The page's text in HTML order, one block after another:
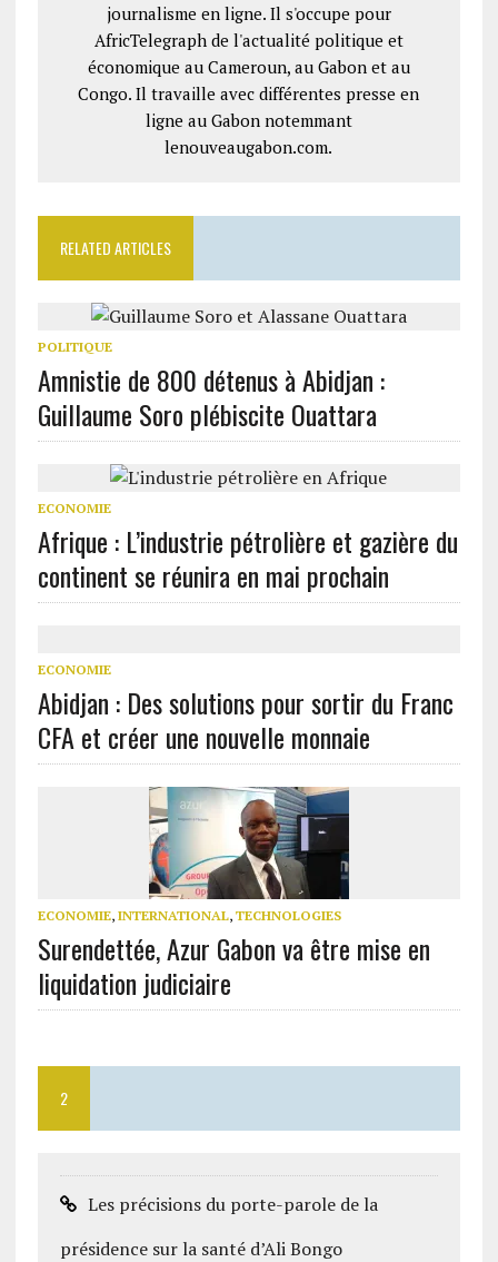
journalisme en ligne. Il s'occupe pour
AfricTelegraph de l'actualité politique et
économique au Cameroun, au Gabon et au
Congo. Il travaille avec différentes presse en
ligne au Gabon notemmant
lenouveaugabon.com.
RELATED ARTICLES
POLITIQUE
Amnistie de 800 détenus à Abidjan :
Guillaume Soro plébiscite Ouattara
ECONOMIE
Afrique : L’industrie pétrolière et gazière du
continent se réunira en mai prochain
ECONOMIE
Abidjan : Des solutions pour sortir du Franc
CFA et créer une nouvelle monnaie
ECONOMIE, INTERNATIONAL, TECHNOLOGIES
Surendettée, Azur Gabon va être mise en
liquidation judiciaire
2
Les précisions du porte-parole de la
présidence sur la santé d’Ali Bongo